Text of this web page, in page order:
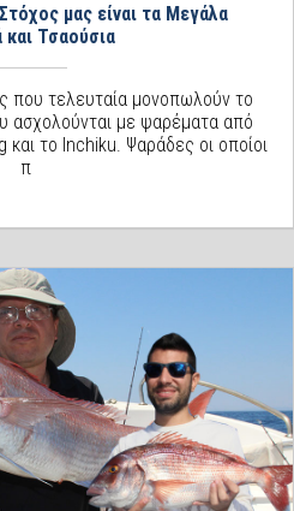
μας είναι τα Μεγάλα
και Τσαούσια
που τελευταία μονοπωλούν το
ασχολούνται με ψαρέματα από
και το Inchiku. Ψαράδες οι οποίοι
π